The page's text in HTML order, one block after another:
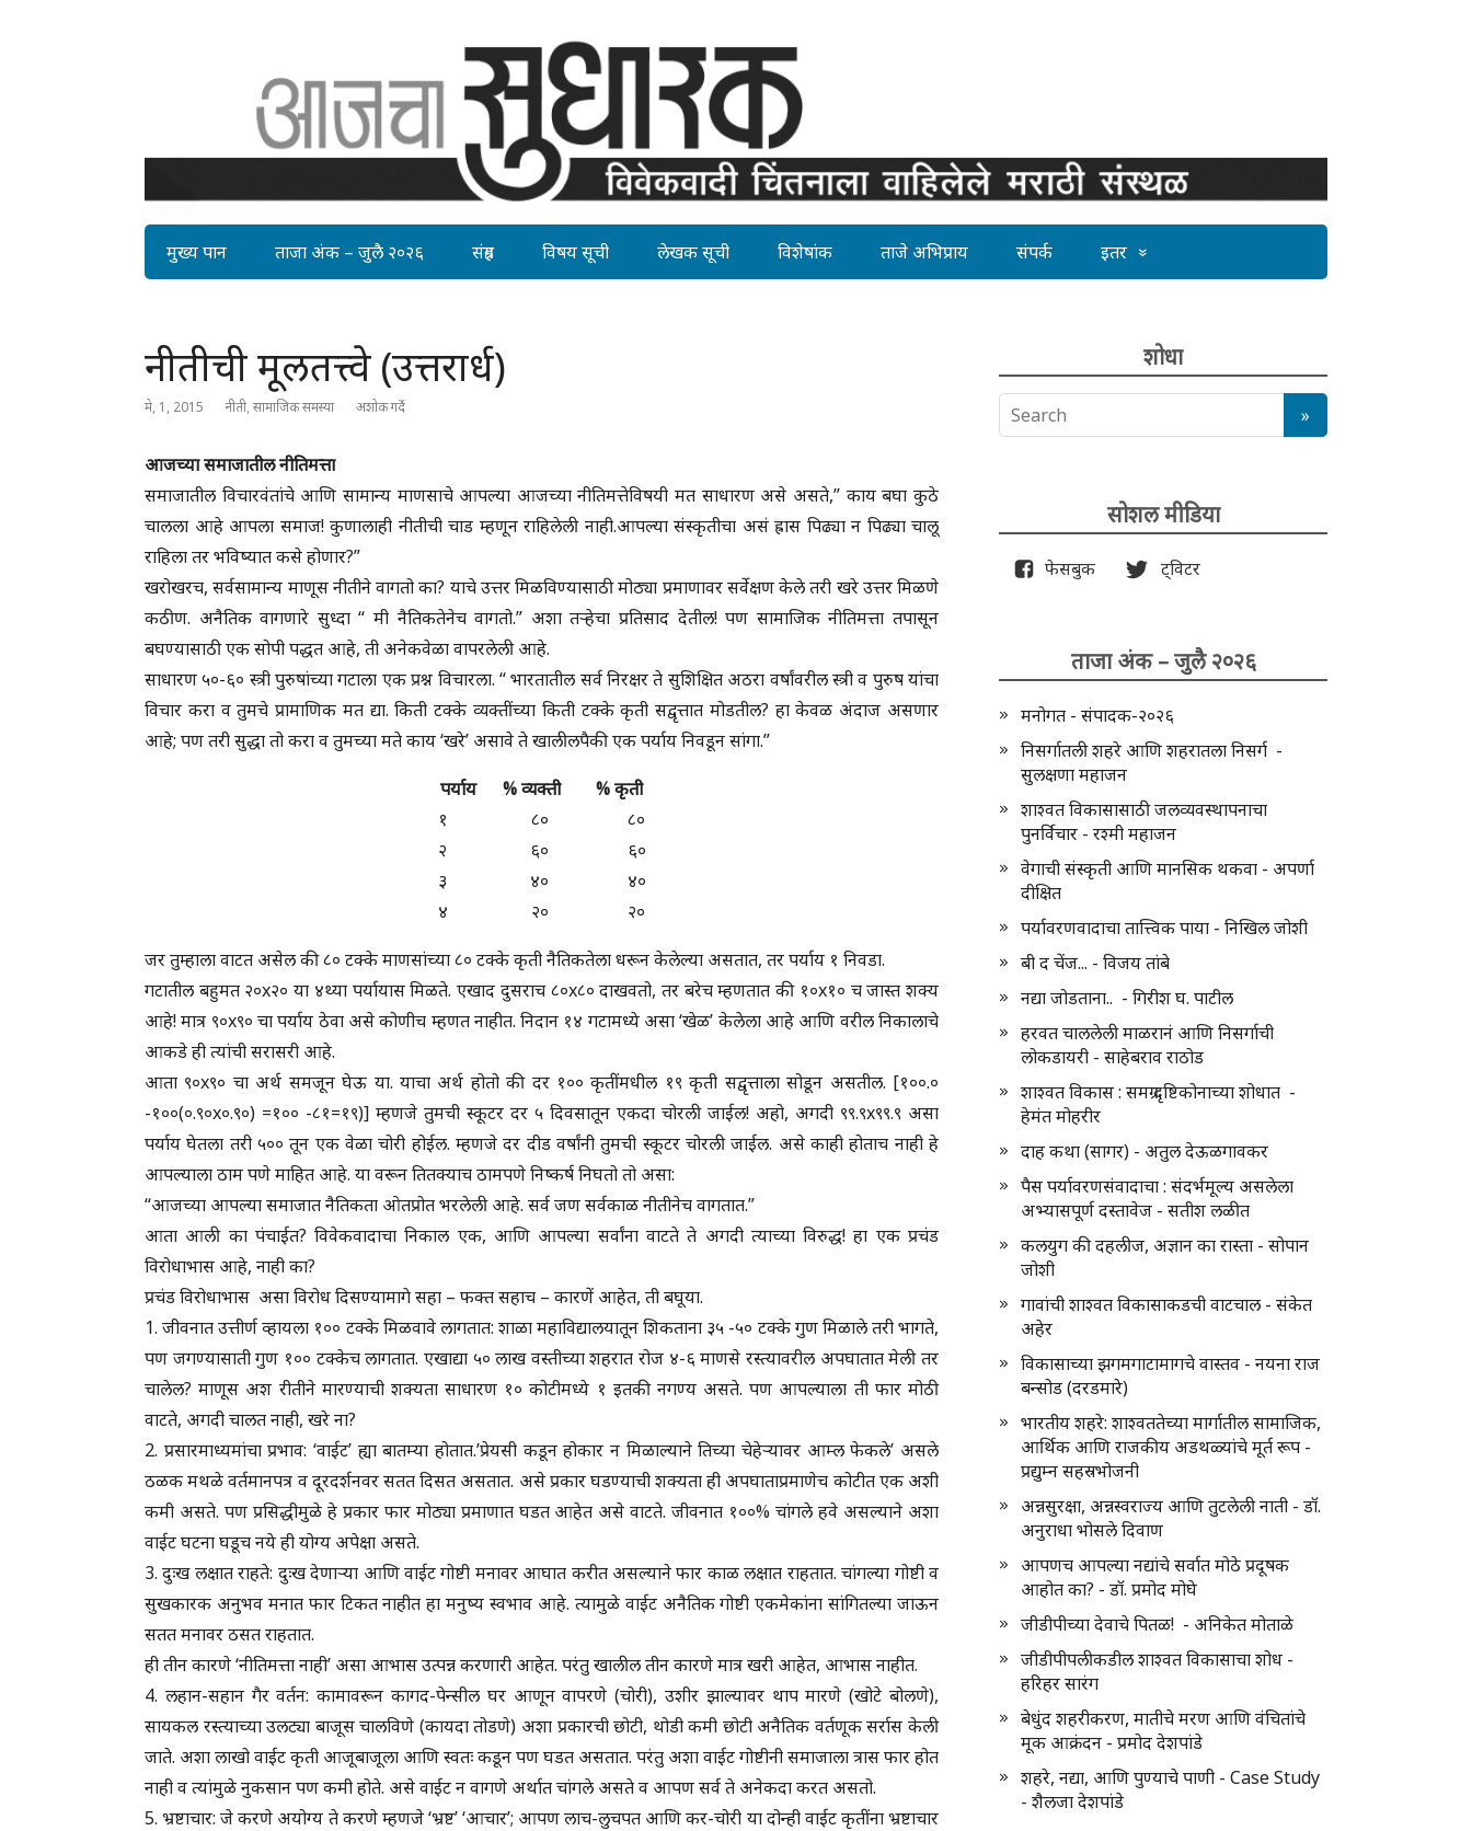
मुख्य पान ताजा अंक – जुलै २०२६ संग्रह विषय सूची लेखक सूची विशेषांक ताजे अभिप्राय संपर्क इतर
नीतीची मूलतत्त्वे (उत्तरार्ध)
मे, 1, 2015 नीती, सामाजिक समस्या अशोक गर्दे
आजच्या समाजातील नीतिमत्ता
समाजातील विचारवंतांचे आणि सामान्य माणसाचे आपल्या आजच्या नीतिमत्तेविषयी मत साधारण असे असते,” काय बघा कुठे
चालला आहे आपला समाज! कुणालाही नीतीची चाड म्हणून राहिलेली नाही.आपल्या संस्कृतीचा असं ह्रास पिढ्या न पिढ्या चालू
राहिला तर भविष्यात कसे होणार?”
खरोखरच, सर्वसामान्य माणूस नीतीने वागतो का? याचे उत्तर मिळविण्यासाठी मोठ्या प्रमाणावर सर्वेक्षण केले तरी खरे उत्तर मिळणे
कठीण. अनैतिक वागणारे सुध्दा “ मी नैतिकतेनेच वागतो.” अशा तऱ्हेचा प्रतिसाद देतील! पण सामाजिक नीतिमत्ता तपासून
बघण्यासाठी एक सोपी पद्धत आहे, ती अनेकवेळा वापरलेली आहे.
साधारण ५०-६० स्त्री पुरुषांच्या गटाला एक प्रश्न विचारला. “ भारतातील सर्व निरक्षर ते सुशिक्षित अठरा वर्षांवरील स्त्री व पुरुष यांचा
विचार करा व तुमचे प्रामाणिक मत द्या. किती टक्के व्यक्तींच्या किती टक्के कृती सद्वृत्तात मोडतील? हा केवळ अंदाज असणार
आहे; पण तरी सुद्धा तो करा व तुमच्या मते काय ‘खरे’ असावे ते खालीलपैकी एक पर्याय निवडून सांगा.”
पर्याय % व्यक्ती % कृती
१ ८० ८०
२ ६० ६०
३ ४० ४०
४ २० २०
जर तुम्हाला वाटत असेल की ८० टक्के माणसांच्या ८० टक्के कृती नैतिकतेला धरून केलेल्या असतात, तर पर्याय १ निवडा.
गटातील बहुमत २०x२० या ४थ्या पर्यायास मिळते. एखाद दुसराच ८०x८० दाखवतो, तर बरेच म्हणतात की १०x१० च जास्त शक्य
आहे! मात्र ९०x९० चा पर्याय ठेवा असे कोणीच म्हणत नाहीत. निदान १४ गटामध्ये असा ‘खेळ’ केलेला आहे आणि वरील निकालाचे
आकडे ही त्यांची सरासरी आहे.
आता ९०x९० चा अर्थ समजून घेऊ या. याचा अर्थ होतो की दर १०० कृतींमधील १९ कृती सद्वृत्ताला सोडून असतील. [१००.०
-१००(०.९०x०.९०) =१०० -८१=१९)] म्हणजे तुमची स्कूटर दर ५ दिवसातून एकदा चोरली जाईल! अहो, अगदी ९९.९x९९.९ असा
पर्याय घेतला तरी ५०० तून एक वेळा चोरी होईल. म्हणजे दर दीड वर्षांनी तुमची स्कूटर चोरली जाईल. असे काही होताच नाही हे
आपल्याला ठाम पणे माहित आहे. या वरून तितक्याच ठामपणे निष्कर्ष निघतो तो असा:
“आजच्या आपल्या समाजात नैतिकता ओतप्रोत भरलेली आहे. सर्व जण सर्वकाळ नीतीनेच वागतात.”
आता आली का पंचाईत? विवेकवादाचा निकाल एक, आणि आपल्या सर्वांना वाटते ते अगदी त्याच्या विरुद्ध! हा एक प्रचंड
विरोधाभास आहे, नाही का?
प्रचंड विरोधाभास असा विरोध दिसण्यामागे सहा – फक्त सहाच – कारणें आहेत, ती बघूया.
1. जीवनात उत्तीर्ण व्हायला १०० टक्के मिळवावे लागतात: शाळा महाविद्यालयातून शिकताना ३५ -५० टक्के गुण मिळाले तरी भागते,
पण जगण्यासाती गुण १०० टक्केच लागतात. एखाद्या ५० लाख वस्तीच्या शहरात रोज ४-६ माणसे रस्त्यावरील अपघातात मेली तर
चालेल? माणूस अश रीतीने मारण्याची शक्यता साधारण १० कोटीमध्ये १ इतकी नगण्य असते. पण आपल्याला ती फार मोठी
वाटते, अगदी चालत नाही, खरे ना?
2. प्रसारमाध्यमांचा प्रभाव: ‘वाईट’ ह्या बातम्या होतात.’प्रेयसी कडून होकार न मिळाल्याने तिच्या चेहेऱ्यावर आम्ल फेकले’ असले
ठळक मथळे वर्तमानपत्र व दूरदर्शनवर सतत दिसत असतात. असे प्रकार घडण्याची शक्यता ही अपघाताप्रमाणेच कोटीत एक अशी
कमी असते. पण प्रसिद्धीमुळे हे प्रकार फार मोठ्या प्रमाणात घडत आहेत असे वाटते. जीवनात १००% चांगले हवे असल्याने अशा
वाईट घटना घडूच नये ही योग्य अपेक्षा असते.
3. दुःख लक्षात राहते: दुःख देणाऱ्या आणि वाईट गोष्टी मनावर आघात करीत असल्याने फार काळ लक्षात राहतात. चांगल्या गोष्टी व
सुखकारक अनुभव मनात फार टिकत नाहीत हा मनुष्य स्वभाव आहे. त्यामुळे वाईट अनैतिक गोष्टी एकमेकांना सांगितल्या जाऊन
सतत मनावर ठसत राहतात.
ही तीन कारणे ‘नीतिमत्ता नाही’ असा आभास उत्पन्न करणारी आहेत. परंतु खालील तीन कारणे मात्र खरी आहेत, आभास नाहीत.
4. लहान-सहान गैर वर्तन: कामावरून कागद-पेन्सील घर आणून वापरणे (चोरी), उशीर झाल्यावर थाप मारणे (खोटे बोलणे),
सायकल रस्त्याच्या उलट्या बाजूस चालविणे (कायदा तोडणे) अशा प्रकारची छोटी, थोडी कमी छोटी अनैतिक वर्तणूक सर्रास केली
जाते. अशा लाखो वाईट कृती आजूबाजूला आणि स्वतः कडून पण घडत असतात. परंतु अशा वाईट गोष्टीनी समाजाला त्रास फार होत
नाही व त्यांमुळे नुकसान पण कमी होते. असे वाईट न वागणे अर्थात चांगले असते व आपण सर्व ते अनेकदा करत असतो.
5. भ्रष्टाचार: जे करणे अयोग्य ते करणे म्हणजे ‘भ्रष्ट’ ‘आचार’; आपण लाच-लुचपत आणि कर-चोरी या दोन्ही वाईट कृतींना भ्रष्टाचार
शोधा
सोशल मीडिया
फेसबुक ट्विटर
ताजा अंक – जुलै २०२६
मनोगत - संपादक-२०२६
निसर्गातली शहरे आणि शहरातला निसर्ग -
सुलक्षणा महाजन
शाश्वत विकासासाठी जलव्यवस्थापनाचा
पुनर्विचार - रश्मी महाजन
वेगाची संस्कृती आणि मानसिक थकवा - अपर्णा
दीक्षित
पर्यावरणवादाचा तात्त्विक पाया - निखिल जोशी
बी द चेंज... - विजय तांबे
नद्या जोडताना.. - गिरीश घ. पाटील
हरवत चाललेली माळरानं आणि निसर्गाची
लोकडायरी - साहेबराव राठोड
शाश्वत विकास : समग्र दृष्टिकोनाच्या शोधात -
हेमंत मोहरीर
दाह कथा (सागर) - अतुल देऊळगावकर
पैस पर्यावरणसंवादाचा : संदर्भमूल्य असलेला
अभ्यासपूर्ण दस्तावेज - सतीश लळीत
कलयुग की दहलीज, अज्ञान का रास्ता - सोपान
जोशी
गावांची शाश्वत विकासाकडची वाटचाल - संकेत
अहेर
विकासाच्या झगमगाटामागचे वास्तव - नयना राज
बन्सोड (दरडमारे)
भारतीय शहरे: शाश्वततेच्या मार्गातील सामाजिक,
आर्थिक आणि राजकीय अडथळ्यांचे मूर्त रूप -
प्रद्युम्न सहस्रभोजनी
अन्नसुरक्षा, अन्नस्वराज्य आणि तुटलेली नाती - डॉ.
अनुराधा भोसले दिवाण
आपणच आपल्या नद्यांचे सर्वात मोठे प्रदूषक
आहोत का? - डॉ. प्रमोद मोघे
जीडीपीच्या देवाचे पितळ! - अनिकेत मोताळे
जीडीपीपलीकडील शाश्वत विकासाचा शोध -
हरिहर सारंग
बेधुंद शहरीकरण, मातीचे मरण आणि वंचितांचे
मूक आक्रंदन - प्रमोद देशपांडे
शहरे, नद्या, आणि पुण्याचे पाणी - Case Study
- शैलजा देशपांडे